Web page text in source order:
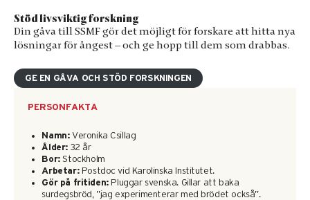
Stöd livsviktig forskning
Din gåva till SSMF gör det möjligt för forskare att hitta nya
lösningar för ångest – och ge hopp till dem som drabbas.
GE EN GÅVA OCH STÖD FORSKNINGEN
PERSONFAKTA
Namn:Veronika Csillag
Ålder:32 år
Bor:Stockholm
Arbetar:Postdoc vid Karolinska Institutet.
Gör på fritiden:Pluggar svenska. Gillar att baka
surdegsbröd, ”jag experimenterar med brödet också”.
funktionalitet
att försvinna
från
hemsidan.
Genom att dela
intressen och
ditt beteende
när du surfar ökar
du chansen att få
se personligt